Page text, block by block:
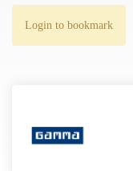
Login to bookmark